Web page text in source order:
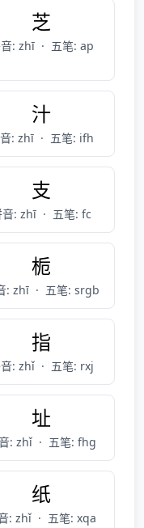
芝
: zhī · 五笔: ap
汁
: zhī · 五笔: ifh
支
音: zhī · 五笔: fc
栀
: zhī · 五笔: srgb
指
: zhǐ · 五笔: rxj
址
: zhǐ · 五笔: fhg
纸
: zhǐ · 五笔: xqa